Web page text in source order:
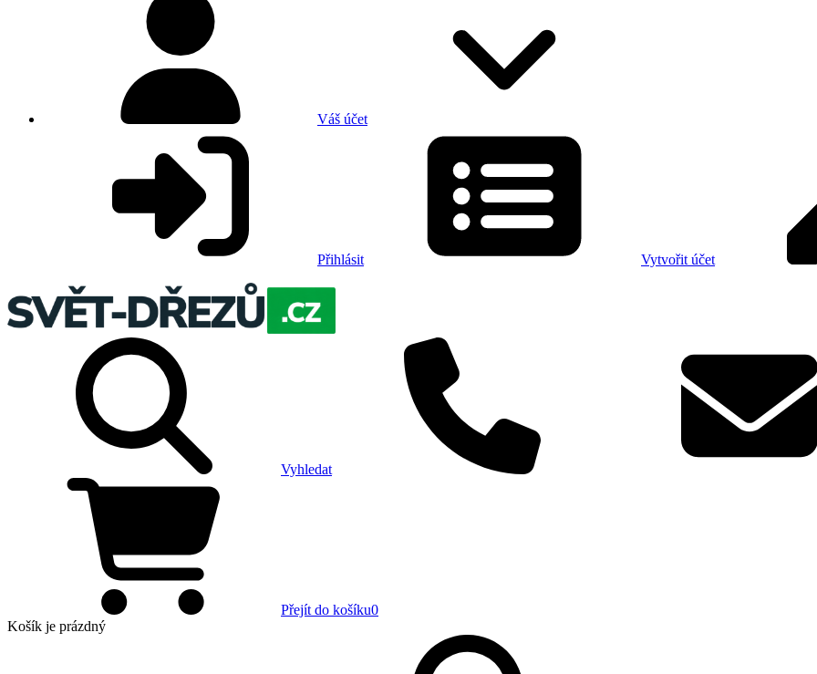
Váš účet
Přihlásit Vytvořit účet
Vyhledat
Přejít do košíku0
Košík je prázdný